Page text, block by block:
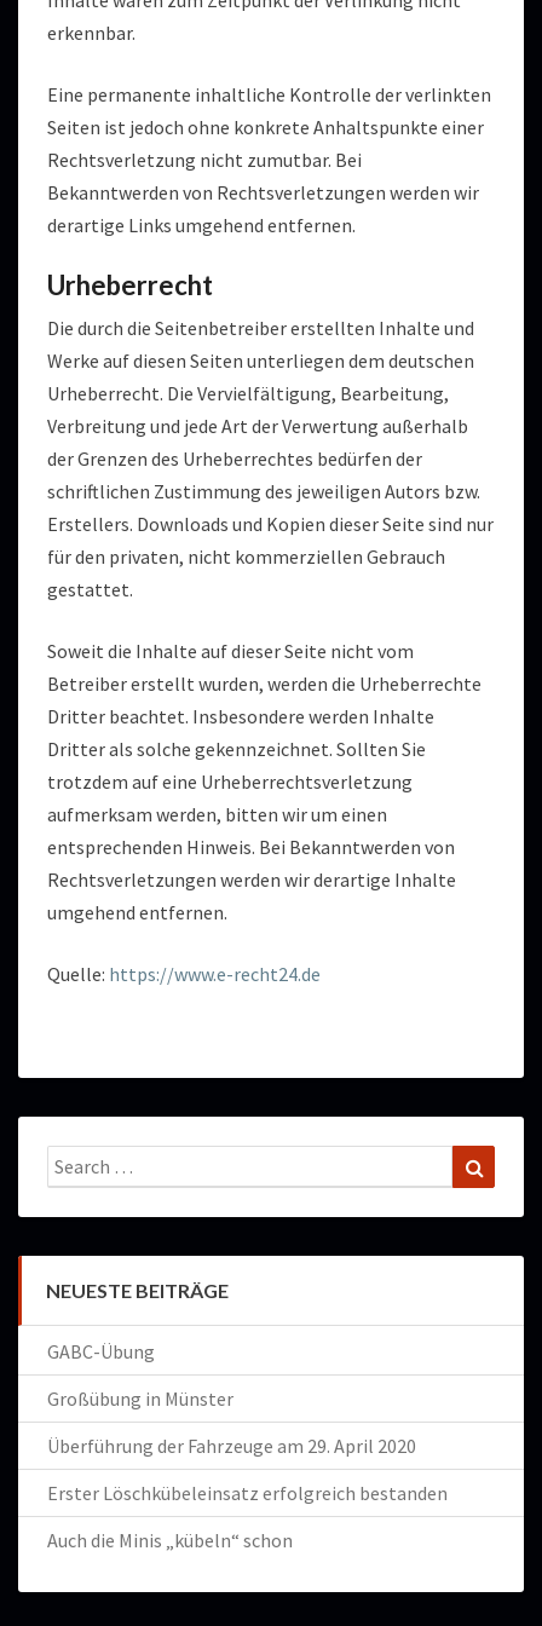
erkennbar.
Eine permanente inhaltliche Kontrolle der verlinkten
Seiten ist jedoch ohne konkrete Anhaltspunkte einer
Rechtsverletzung nicht zumutbar. Bei
Bekanntwerden von Rechtsverletzungen werden wir
derartige Links umgehend entfernen.
Urheberrecht
Die durch die Seitenbetreiber erstellten Inhalte und
Werke auf diesen Seiten unterliegen dem deutschen
Urheberrecht. Die Vervielfältigung, Bearbeitung,
Verbreitung und jede Art der Verwertung außerhalb
der Grenzen des Urheberrechtes bedürfen der
schriftlichen Zustimmung des jeweiligen Autors bzw.
Erstellers. Downloads und Kopien dieser Seite sind nur
für den privaten, nicht kommerziellen Gebrauch
gestattet.
Soweit die Inhalte auf dieser Seite nicht vom
Betreiber erstellt wurden, werden die Urheberrechte
Dritter beachtet. Insbesondere werden Inhalte
Dritter als solche gekennzeichnet. Sollten Sie
trotzdem auf eine Urheberrechtsverletzung
aufmerksam werden, bitten wir um einen
entsprechenden Hinweis. Bei Bekanntwerden von
Rechtsverletzungen werden wir derartige Inhalte
umgehend entfernen.
Quelle: https://www.e-recht24.de
Search
for:
NEUESTE BEITRÄGE
GABC-Übung
Großübung in Münster
Überführung der Fahrzeuge am 29. April 2020
Erster Löschkübeleinsatz erfolgreich bestanden
Auch die Minis „kübeln“ schon